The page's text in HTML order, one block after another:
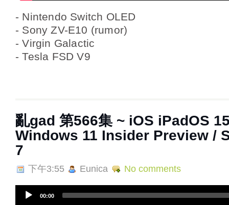
- Nintendo Switch OLED
- Sony ZV-E10 (rumor)
- Virgin Galactic
- Tesla FSD V9
亂‌‌gad‌‌ ‌‌‌第‌‌566集 ~ iOS iPadOS
Windows 11 Insider Preview /
7
下午3:55 Eunica No comments
00:00